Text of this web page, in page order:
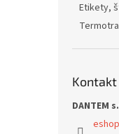
Etikety,
Kontakt
DANTEM
eshop